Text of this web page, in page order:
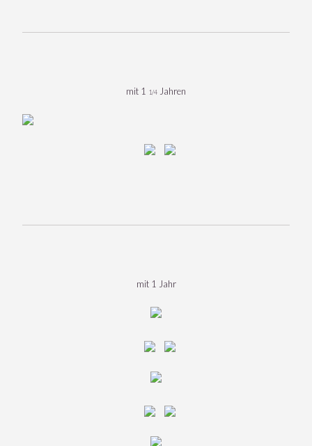
mit 1 1/4 Jahren
mit 1 Jahr